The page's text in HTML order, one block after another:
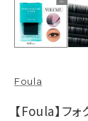
Foula
【Foula】フ